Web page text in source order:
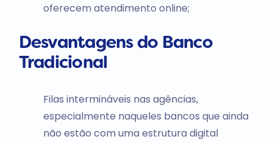
oferecem atendimento online;
Desvantagens do Banco
Tradicional
Filas intermináveis nas agências,
especialmente naqueles bancos que ainda
não estão com uma estrutura digital